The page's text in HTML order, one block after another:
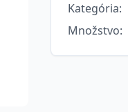
Kategória:
Množstvo: